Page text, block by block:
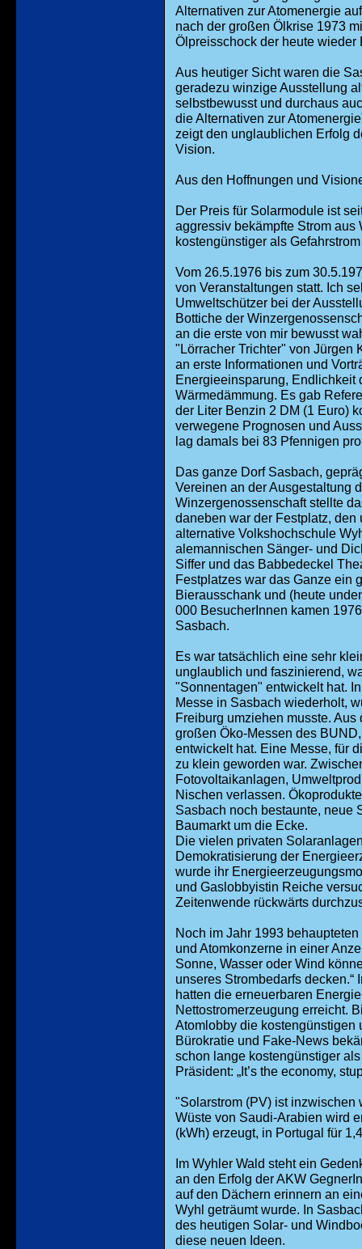
Alternativen zur Atomenergie
nach der großen Ölkrise 1973
Ölpreisschock der heute wieder
Aus heutiger Sicht waren die
geradezu winzige Ausstellung
selbstbewusst und durchaus
die Alternativen zur
zeigt den unglaublichen Erfolg
Vision.
Aus den Hoffnungen und
Der Preis für Solarmodule ist
aggressiv bekämpfte Strom
kostengünstiger als
Vom 26.5.1976 bis zum
von Veranstaltungen statt. Ich
Umweltschützer bei der
Bottiche der
an die erste von mir bewusst
"Lörracher Trichter" von Jürgen
an erste Informationen und
Energieeinsparung, Endlichkeit
Wärmedämmung. Es gab
der Liter Benzin 2 DM (1 Euro)
verwegene Prognosen und
lag damals bei 83 Pfennigen
Das ganze Dorf Sasbach,
Vereinen an der Ausgestaltung
Winzergenossenschaft stellte
daneben war der Festplatz,
alternative Volkshochschule
alemannischen Sänger- und
Siffer und das Babbedeckel
Festplatzes war das Ganze ein
Bierausschank und (heute
000 BesucherInnen kamen
Sasbach.
Es war tatsächlich eine sehr
unglaublich und faszinierend,
"Sonnentagen" entwickelt hat.
Messe in Sasbach wiederholt,
Freiburg umziehen musste.
großen Öko-Messen des
entwickelt hat. Eine Messe, für
zu klein geworden war.
Fotovoltaikanlagen,
Nischen verlassen.
Sasbach noch bestaunte, neue
Baumarkt um die Ecke.
Die vielen privaten
Demokratisierung der
wurde ihr
und Gaslobbyistin Reiche
Zeitenwende rückwärts
Noch im Jahr 1993
und Atomkonzerne in einer
Sonne, Wasser oder Wind
unseres Strombedarfs
hatten die erneuerbaren
Nettostromerzeugung erreicht.
Atomlobby die kostengünstigen
Bürokratie und Fake-News
schon lange kostengünstiger
Präsident: „It’s the economy,
"Solarstrom (PV) ist inzwischen
Wüste von Saudi-Arabien wird
(kWh) erzeugt, in Portugal für
Im Wyhler Wald steht ein
an den Erfolg der AKW
auf den Dächern erinnern an
Wyhl geträumt wurde. In
des heutigen Solar- und
diese neuen Ideen.